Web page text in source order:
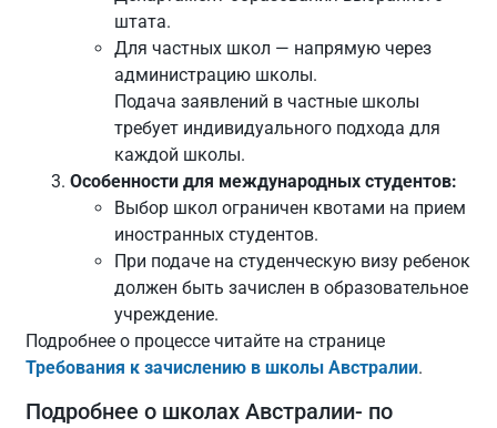
штата.
Для частных школ — напрямую через
администрацию школы.
Подача заявлений в частные школы
требует индивидуального подхода для
каждой школы.
Особенности для международных студентов:
Выбор школ ограничен квотами на прием
иностранных студентов.
При подаче на студенческую визу ребенок
должен быть зачислен в образовательное
учреждение.
Подробнее о процессе читайте на странице
Требования к зачислению в школы Австралии.
Подробнее о школах Австралии- по